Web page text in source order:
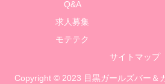
Q&A
求人募集
モテテク
サイトマップ
Copyright © 2023 目黒ガールズバー＆